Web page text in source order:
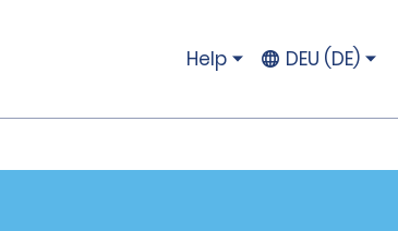
Help DEU (DE)